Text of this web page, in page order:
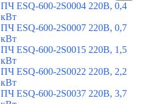
ПЧ ESQ-600-2S0004 220В, 0,4
кВт
ПЧ ESQ-600-2S0007 220В, 0,7
кВт
ПЧ ESQ-600-2S0015 220В, 1,5
кВт
ПЧ ESQ-600-2S0022 220В, 2,2
кВт
ПЧ ESQ-600-2S0037 220В, 3,7